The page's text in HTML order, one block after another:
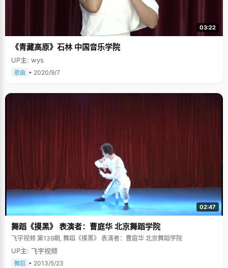
03:22
《青藏高原》石林 中国音乐学院
UP主: wys
歌曲 • 2020/9/7
02:47
舞蹈《摸黑》 表演者：曹庭华 北京舞蹈学院
飞宇视频 第139期, 舞蹈《摸黑》 表演者：曹庭华 北京舞蹈学院
UP主: 飞宇视频
舞蹈 • 2013/5/23